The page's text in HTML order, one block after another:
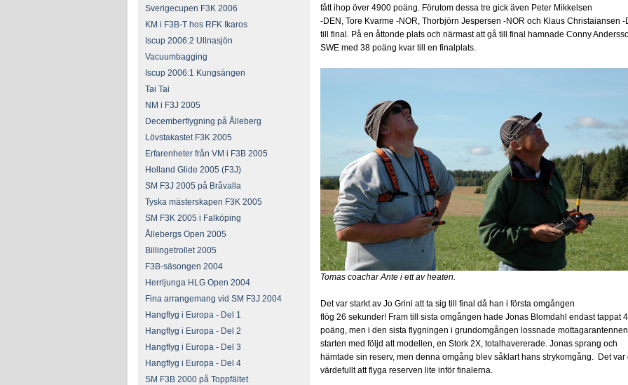
Sverigecupen F3K 2006
KM i F3B-T hos RFK Ikaros
Iscup 2006:2 Ullnasjön
Vacuumbagging
Iscup 2006:1 Kungsängen
Tai Tai
NM i F3J 2005
Decemberflygning på Ålleberg
Lövstakastet F3K 2005
Erfarenheter från VM i F3B 2005
Holland Glide 2005 (F3J)
SM F3J 2005 på Bråvalla
Tyska mästerskapen F3K 2005
SM F3K 2005 i Falköping
Ållebergs Open 2005
Billingetrollet 2005
F3B-säsongen 2004
Herrljunga HLG Open 2004
Fina arrangemang vid SM F3J 2004
Hangflyg i Europa - Del 1
Hangflyg i Europa - Del 2
Hangflyg i Europa - Del 3
Hangflyg i Europa - Del 4
SM F3B 2000 på Toppfältet
fått ihop över 4900 poäng. Förutom dessa tre gick även Peter Mikkelsen
-DEN, Tore Kvarme -NOR, Thorbjörn Jespersen -NOR och Klaus Christaiansen -
till final. På en åttonde plats och närmast att gå till final hamnade Conny
SWE med 38 poäng kvar till en finalplats.
Tomas coachar Ante i ett av heaten.
Det var starkt av Jo Grini att ta sig till final då han i första omgången
flög 26 sekunder! Fram till sista omgången hade Jonas Blomdahl endast tappat 4
poäng, men i den sista flygningen i grundomgången lossnade
starten med följd att modellen, en Stork 2X, totalhavererade. Jonas sprang och
hämtade sin reserv, men denna omgång blev såklart hans strykomgång. Det var
värdefullt att flyga reserven lite inför finalerna.